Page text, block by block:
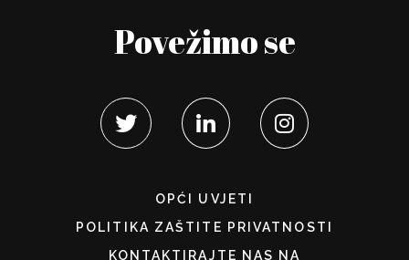
Povežimo se
OPĆI UVJETI
POLITIKA ZAŠTITE PRIVATNOSTI
KONTAKTIRAJTE NAS NA